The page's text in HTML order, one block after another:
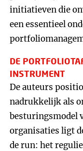
initiatieven die
een essentieel
DE
INSTRUMENT
De auteurs
nadrukkelijk als
besturingsmodel
organisaties ligt
de run: het